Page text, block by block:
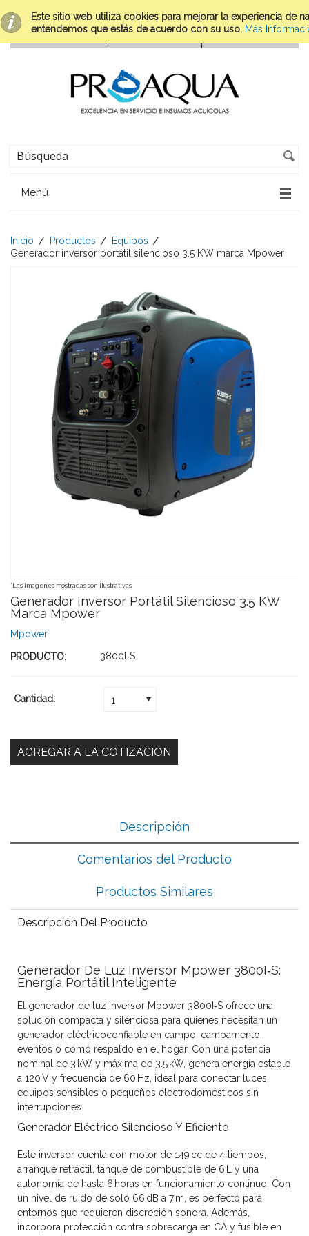
Este sitio web utiliza cookies para mejorar la experiencia de
entendemos que estás de acuerdo con su uso. Más
Menú
Inicio Productos
Equipos
Generador inversor portátil silencioso 3.5 KW marca Mpower
*Las imagenes mostradas son ilustrativas
Generador Inversor Portátil Silencioso 3.5 KW
Marca Mpower
Mpower
PRODUCTO: 3800I‑S
Cantidad: 1
Descripción
Comentarios del Producto
Productos Similares
Descripción Del Producto
Generador De Luz Inversor Mpower 3800I‑S:
Energía Portátil Inteligente
El generador de luz inversor Mpower 3800I‑S ofrece una
solución compacta y silenciosa para quienes necesitan un
generador eléctricoconfiable en campo, campamento,
eventos o como respaldo en el hogar. Con una potencia
nominal de 3 kW y máxima de 3.5 kW, genera energía estable
a 120 V y frecuencia de 60 Hz, ideal para conectar luces,
equipos sensibles o pequeños electrodomésticos sin
interrupciones.
Generador Eléctrico Silencioso Y Eficiente
Este inversor cuenta con motor de 149 cc de 4 tiempos,
arranque retráctil, tanque de combustible de 6 L y una
autonomía de hasta 6 horas en funcionamiento continuo. Con
un nivel de ruido de solo 66 dB a 7 m, es perfecto para
entornos que requieren discreción sonora. Además,
incorpora protección contra sobrecarga en CA y fusible en